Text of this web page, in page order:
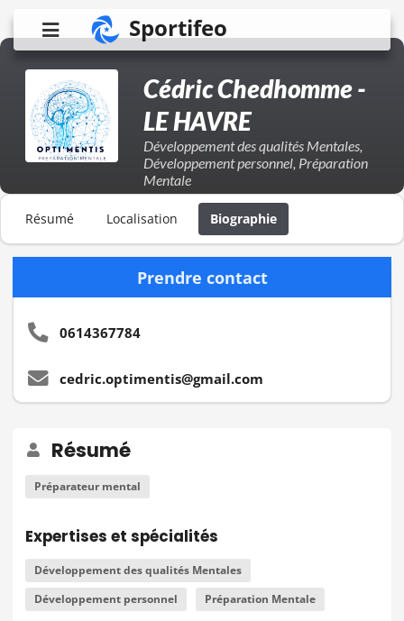
Sportifeo
Cédric Chedhomme -
LE HAVRE
Développement des qualités Mentales,
Développement personnel, Préparation
Mentale
Résumé Localisation Biographie
Résumé
Préparateur mental
Expertises et spécialités
Développement des qualités Mentales
Développement personnel
Préparation Mentale
Prendre contact
0614367784
cedric.optimentis@gmail.com